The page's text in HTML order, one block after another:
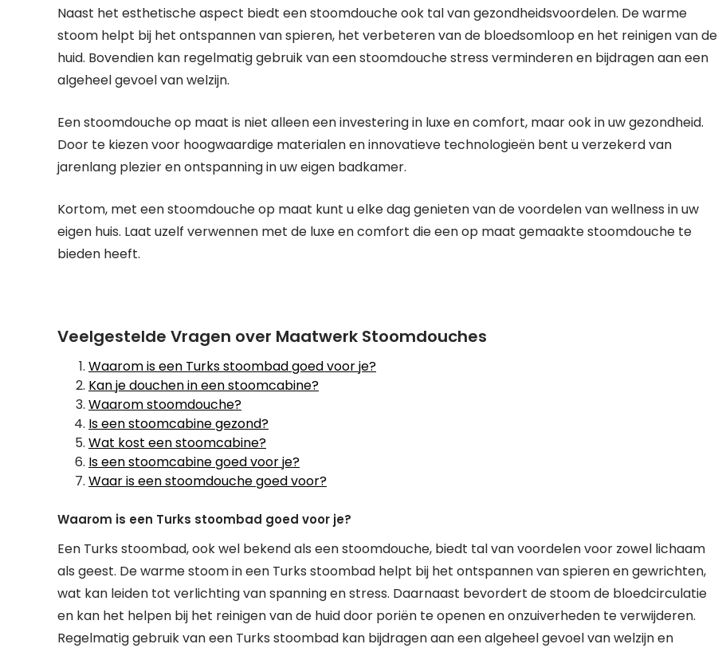
Naast het esthetische aspect biedt een stoomdouche ook tal van gezondheidsvoordelen. De warme
stoom helpt bij het ontspannen van spieren, het verbeteren van de bloedsomloop en het reinigen van de
huid. Bovendien kan regelmatig gebruik van een stoomdouche stress verminderen en bijdragen aan een
algeheel gevoel van welzijn.
Een stoomdouche op maat is niet alleen een investering in luxe en comfort, maar ook in uw gezondheid.
Door te kiezen voor hoogwaardige materialen en innovatieve technologieën bent u verzekerd van
jarenlang plezier en ontspanning in uw eigen badkamer.
Kortom, met een stoomdouche op maat kunt u elke dag genieten van de voordelen van wellness in uw
eigen huis. Laat uzelf verwennen met de luxe en comfort die een op maat gemaakte stoomdouche te
bieden heeft.
Veelgestelde Vragen over Maatwerk Stoomdouches
Waarom is een Turks stoombad goed voor je?
Kan je douchen in een stoomcabine?
Waarom stoomdouche?
Is een stoomcabine gezond?
Wat kost een stoomcabine?
Is een stoomcabine goed voor je?
Waar is een stoomdouche goed voor?
Waarom is een Turks stoombad goed voor je?
Een Turks stoombad, ook wel bekend als een stoomdouche, biedt tal van voordelen voor zowel lichaam
als geest. De warme stoom in een Turks stoombad helpt bij het ontspannen van spieren en gewrichten,
wat kan leiden tot verlichting van spanning en stress. Daarnaast bevordert de stoom de bloedcirculatie
en kan het helpen bij het reinigen van de huid door poriën te openen en onzuiverheden te verwijderen.
Regelmatig gebruik van een Turks stoombad kan bijdragen aan een algeheel gevoel van welzijn en